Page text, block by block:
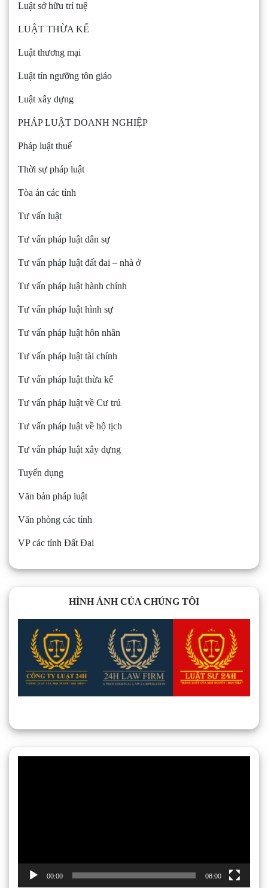
Luật sở hữu trí tuệ
LUẬT THỪA KẾ
Luật thương mại
Luật tín ngưỡng tôn giáo
Luật xây dựng
PHÁP LUẬT DOANH NGHIỆP
Pháp luật thuế
Thời sự pháp luật
Tòa án các tỉnh
Tư vấn luật
Tư vấn pháp luật dân sự
Tư vấn pháp luật đất đai – nhà ở
Tư vấn pháp luật hành chính
Tư vấn pháp luật hình sự
Tư vấn pháp luật hôn nhân
Tư vấn pháp luật tài chính
Tư vấn pháp luật thừa kế
Tư vấn pháp luật về Cư trú
Tư vấn pháp luật về hộ tịch
Tư vấn pháp luật xây dựng
Tuyển dụng
Văn bản pháp luật
Văn phòng các tỉnh
VP các tỉnh Đất Đai
HÌNH ẢNH CỦA CHÚNG TÔI
00:00 08:00